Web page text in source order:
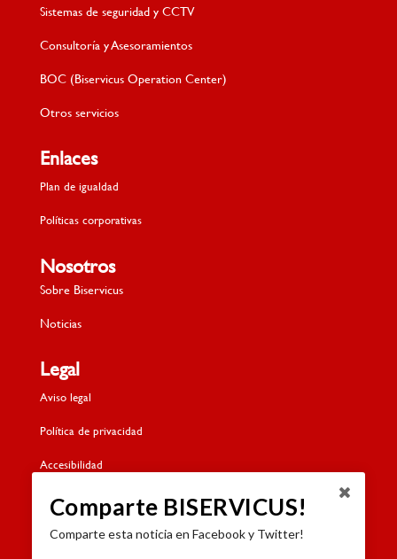
Sistemas de seguridad y CCTV
Consultoría y Asesoramientos
BOC (Biservicus Operation Center)
Otros servicios
Enlaces
Plan de igualdad
Políticas corporativas
Nosotros
Sobre Biservicus
Noticias
Legal
Aviso legal
Política de privacidad
Accesibilidad
Política de cookies
Contacto
Comparte BISERVICUS!
Comparte esta noticia en Facebook y Twitter!